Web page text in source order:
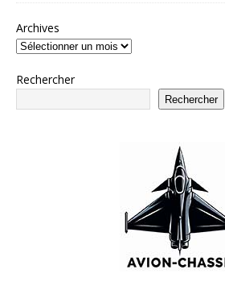
Archives
Rechercher
Rechercher